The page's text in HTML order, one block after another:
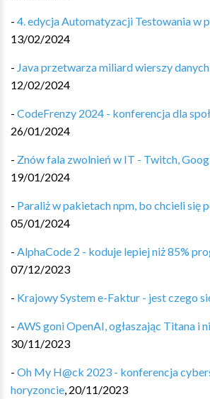
- 4. edycja Automatyzacji Testowania w
13/02/2024
- Java przetwarza miliard wierszy
12/02/2024
- CodeFrenzy 2024 - konferencja dla
26/01/2024
- Znów fala zwolnień w IT - Twitch,
19/01/2024
- Paraliż w pakietach npm, bo chcieli się
05/01/2024
- AlphaCode 2 - koduje lepiej niż 85%
07/12/2023
- Krajowy System e-Faktur - jest czego
- AWS goni OpenAI, ogłaszając Titana i
30/11/2023
- Oh My H@ck 2023 - konferencja
horyzoncie, 20/11/2023